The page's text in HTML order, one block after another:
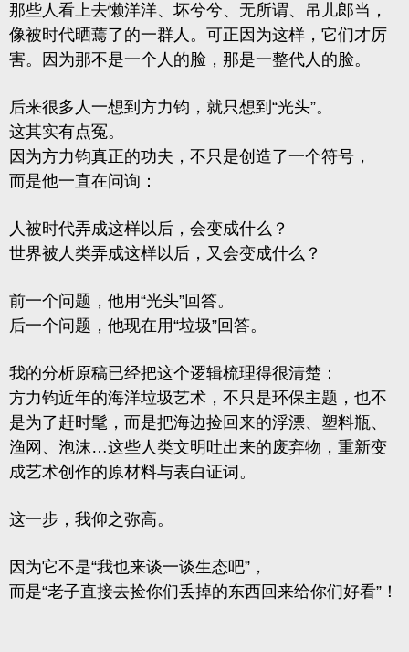
那些人看上去懒洋洋、坏兮兮、无所谓、吊儿郎当，
像被时代晒蔫了的一群人。可正因为这样，它们才厉
害。因为那不是一个人的脸，那是一整代人的脸。
后来很多人一想到方力钧，就只想到“光头”。
这其实有点冤。
因为方力钧真正的功夫，不只是创造了一个符号，
而是他一直在问询：
人被时代弄成这样以后，会变成什么？
世界被人类弄成这样以后，又会变成什么？
前一个问题，他用“光头”回答。
后一个问题，他现在用“垃圾”回答。
我的分析原稿已经把这个逻辑梳理得很清楚：
方力钧近年的海洋垃圾艺术 ，不只是环保主题，也不
是为了赶时髦，而是把海边捡回来的浮漂、塑料瓶、
渔网、泡沫…这些人类文明吐出来的废弃物，重新变
成艺术创作的原材料与表白证词。
这一步，我仰之弥高。
因为它不是“我也来谈一谈生态吧”，
而是“老子直接去捡你们丢掉的东西回来给你们好看”！